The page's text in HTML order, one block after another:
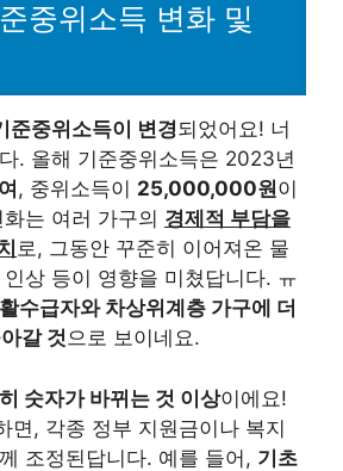
중위소득 변화 및
중위소득이 변경되었어요! 너
. 올해 기준중위소득은 2023년
, 중위소득이 25,000,000원이
는 여러 가구의 경제적 부담을
로, 그동안 꾸준히 이어져온 물
상 등이 영향을 미쳤답니다. ㅠ
수급자와 차상위계층 가구에 더
갈 것으로 보이네요.
숫자가 바뀌는 것 이상이에요!
면, 각종 정부 지원금이나 복지
조정된답니다. 예를 들어, 기초